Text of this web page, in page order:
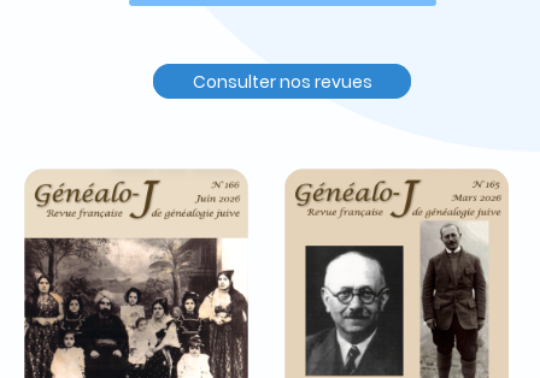
Consulter nos revues